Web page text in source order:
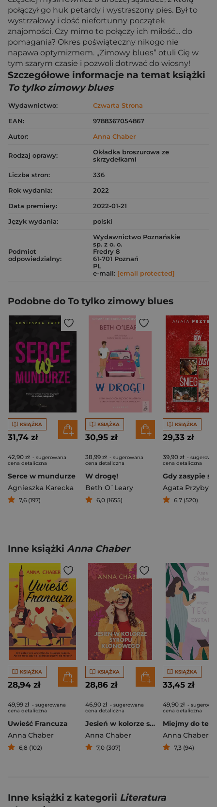
połączył go huk petardy i wystraszony pies. Był to
wystrzałowy i dość niefortunny początek
znajomości. Czy mimo to połączy ich miłość… do
pomagania? Okres poświąteczny nikogo nie
napawa optymizmem. „Zimowy blues” otuli Cię w
tym szarym czasie i pozwoli dotrwać do wiosny!
Szczegółowe informacje na temat książki
To tylko zimowy blues
Wydawnictwo:
Czwarta Strona
EAN:
9788367054867
Autor:
Anna Chaber
Rodzaj oprawy:
Okładka broszurowa ze
skrzydełkami
Liczba stron:
336
Rok wydania:
2022
Data premiery:
2022-01-21
Język wydania:
polski
Podmiot
odpowiedzialny:
Wydawnictwo Poznańskie
sp. z o. o.
Fredry 8
61-701 Poznań
PL
e-mail: [email protected]
Podobne do To tylko zimowy blues
KSIĄŻKA
31,74 zł
42,90 zł - sugerowana
cena detaliczna
Serce w mundurze
Agnieszka Karecka
7,6 (197)
KSIĄŻKA
30,95 zł
38,99 zł - sugerowana
cena detaliczna
W drogę!
Beth O`Leary
6,0 (1655)
KSIĄŻKA
29,33 zł
39,90 zł -
cena detaliczna
Gdy zasypie
Agata
6,7 (520)
Inne książki Anna Chaber
KSIĄŻKA
28,94 zł
49,99 zł - sugerowana
cena detaliczna
Uwieść Francuza
Anna Chaber
6,8 (102)
KSIĄŻKA
28,86 zł
46,90 zł - sugerowana
cena detaliczna
Jesień w kolorze syropu klonowego
Anna Chaber
7,0 (307)
KSIĄŻKA
33,45 zł
49,90 zł -
cena detaliczna
Anna Chaber
7,3 (94)
Inne książki z kategorii Literatura